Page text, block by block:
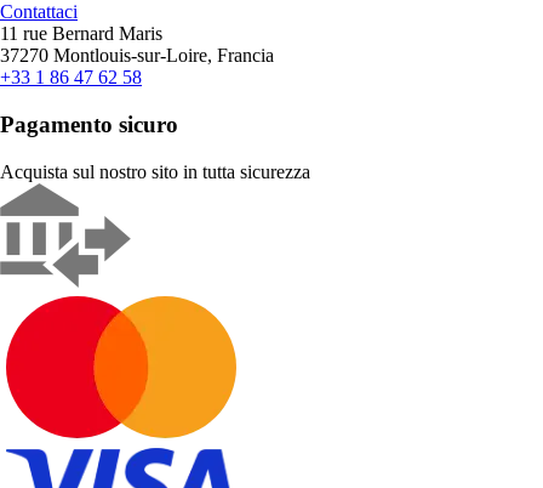
Contattaci
11 rue Bernard Maris
37270 Montlouis-sur-Loire, Francia
+33 1 86 47 62 58
Pagamento sicuro
Acquista sul nostro sito in tutta sicurezza